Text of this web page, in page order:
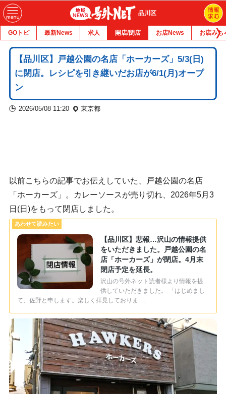
品川区
GOトピ 最新News 求人 開店/閉店 お店News お店みち
【品川区】戸越公園の名店「ホーカーズ」5/3(日)
に閉店。レシピを引き継いだお店が6/1(月)オープ
ン
2026/05/08 11:20 東京都
以前こちらの記事でお伝えしていた、戸越公園の名店
「ホーカーズ」。カレーソースが売り切れ、2026年5月3
日(日)をもって閉店しました。
【品川区】悲報…沢山の情報提供
をいただきました。戸越公園の名
店「ホーカーズ」が閉店。4月末
閉店予定を延長。
沢山の号外ネット読者様より情報を提
供していただきました。 「はじめまし
て、佐野と申します。楽しく拝見しておりま …